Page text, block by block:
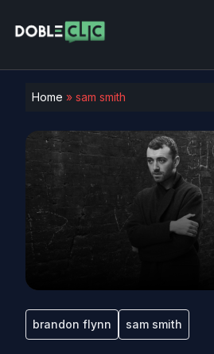
Home » sam smith
brandon flynn sam smith